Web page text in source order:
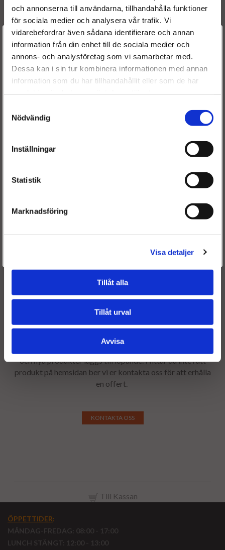
och annonserna till användarna, tillhandahålla funktioner
för sociala medier och analysera vår trafik. Vi
vidarebefordrar även sådana identifierare och annan
information från din enhet till de sociala medier och
annons- och analysföretag som vi samarbetar med.
Dessa kan i sin tur kombinera informationen med annan
information som du har tillhandahållit eller som de har
Nödvändig
Inställningar
Statistik
Marknadsföring
Visa detaljer
Tillåt alla
Tillåt urval
Avvisa
livslängd och pålitlig funktion, även i de mest krävande
förhållanden.
För kunder som söker en mer ekonomisk och miljövänlig
lösning erbjuder vi även renoverade NOX-sensorer. När
du köper en renoverad sensor, lämnar du in din gamla
enhet som stomme, vilket möjliggör en prisvärd
återanvändning utan att kompromissa med prestanda och
kvalitet. Renoverade sensorer är testade och återställda
hållbart val för både plånbok och miljö.
och nya produkter läggs till löpande. Hittar du inte rätt
produkt på hemsidan ber vi er kontakta oss för att erhålla
en offert.
KONTAKTA OSS
Till Kassan
ÖPPETTIDER:
MÅNDAG-FREDAG: 08:00 - 17:00
LUNCH STÄNGT: 12:00 - 13:00
Välkommen till
Dieselspecialisten.se
För att förbättra din upplevelse på vår hemsida ber vi dig
välja vilken kategori du tillhör
Välkommen tillbaka! Klicka här för att komma till dina sidor.
Givetvis går det även bra att handla utan att logga in.